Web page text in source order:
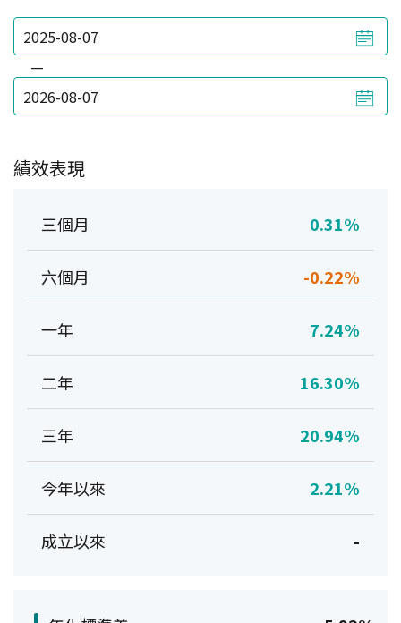
—
績效表現
三個月 0.31%
六個月 -0.22%
一年 7.24%
二年 16.30%
三年 20.94%
今年以來 2.21%
成立以來 -